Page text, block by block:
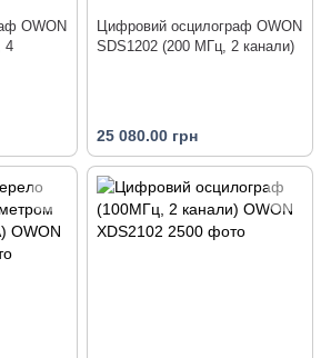
OWON
4
Цифровий осцилограф OWON
SDS1202 (200 МГц, 2 канали)
25 080.00 грн